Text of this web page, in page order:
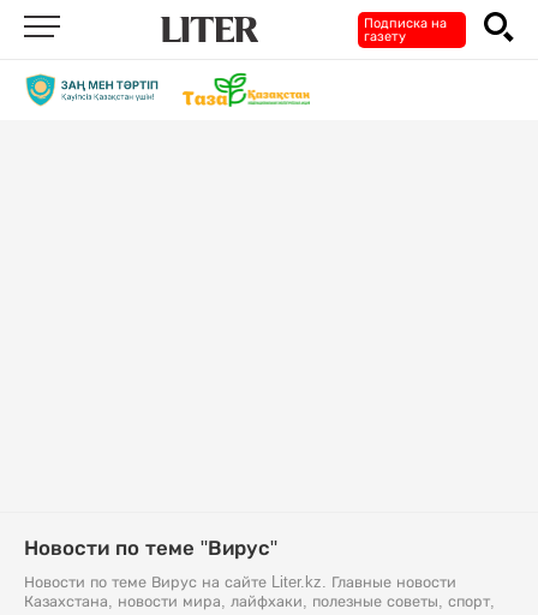
Подписка на
газету
Новости по теме "Вирус"
Новости по теме Вирус на сайте Liter.kz. Главные новости
Казахстана, новости мира, лайфхаки, полезные советы, спорт,